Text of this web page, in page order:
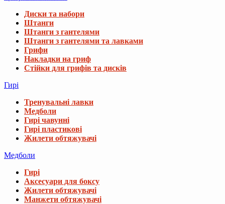
Диски та набори
Штанги
Штанги з гантелями
Штанги з гантелями та лавками
Грифи
Накладки на гриф
Стійки для грифів та дисків
Гирі
Тренувальні лавки
Медболи
Гирі чавунні
Гирі пластикові
Жилети обтяжувачі
Медболи
Гирі
Аксесуари для боксу
Жилети обтяжувачі
Манжети обтяжувачі